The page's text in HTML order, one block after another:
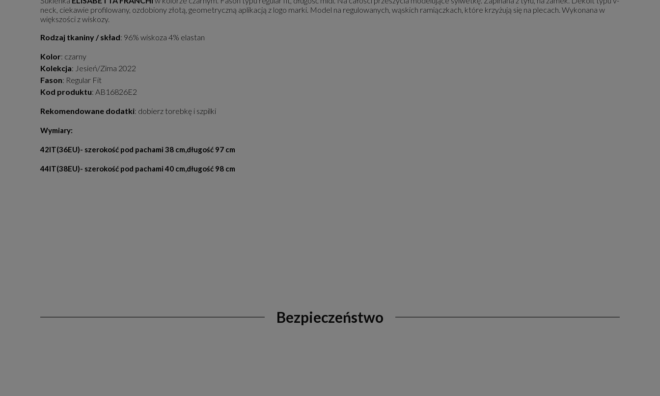
neck, ciekawie profilowany, ozdobiony złotą, geometryczną aplikacją z logo marki. Model na regulowanych, wąskich ramiączkach, które krzyżują się na plecach. Wykonana w
większości z wiskozy.
Rodzaj tkaniny / skład: 96% wiskoza 4% elastan
Kolor: czarny
Kolekcja: Jesień/Zima 2022
Fason: Regular Fit
Kod produktu: AB16826E2
Rekomendowane dodatki: dobierz torebkę i szpilki
Wymiary:
42IT(36EU)- szerokość pod pachami 38 cm,długość 97 cm
44IT(38EU)- szerokość pod pachami 40 cm,długość 98 cm
Bezpieczeństwo